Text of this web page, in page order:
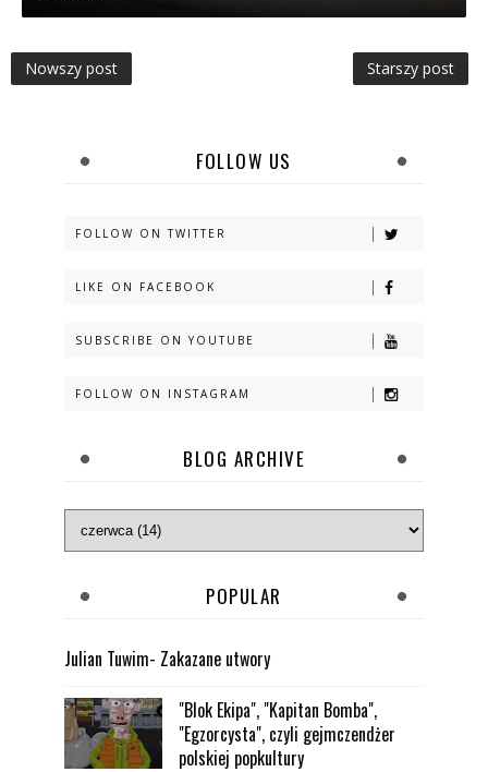
Nowszy post Starszy post
FOLLOW US
FOLLOW ON TWITTER
LIKE ON FACEBOOK
SUBSCRIBE ON YOUTUBE
FOLLOW ON INSTAGRAM
BLOG ARCHIVE
POPULAR
Julian Tuwim- Zakazane utwory
"Blok Ekipa", "Kapitan Bomba",
"Egzorcysta", czyli gejmczendżer
polskiej popkultury